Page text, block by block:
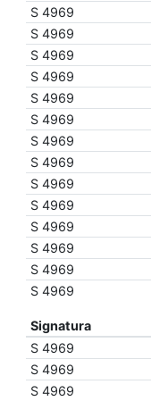
S 4969
S 4969
S 4969
S 4969
S 4969
S 4969
S 4969
S 4969
S 4969
S 4969
S 4969
S 4969
S 4969
S 4969
Signatura
S 4969
S 4969
S 4969